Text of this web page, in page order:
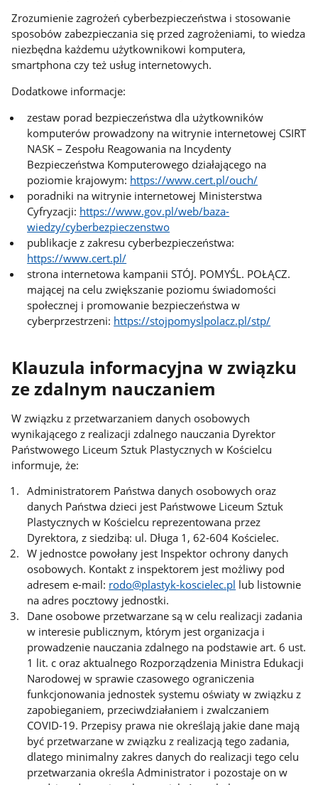
Zrozumienie zagrożeń cyberbezpieczeństwa i stosowanie
sposobów zabezpieczania się przed zagrożeniami, to wiedza
niezbędna każdemu użytkownikowi komputera,
smartphona czy też usług internetowych.
Dodatkowe informacje:
zestaw porad bezpieczeństwa dla użytkowników
komputerów prowadzony na witrynie internetowej CSIRT
NASK – Zespołu Reagowania na Incydenty
Bezpieczeństwa Komputerowego działającego na
poziomie krajowym: https://www.cert.pl/ouch/
poradniki na witrynie internetowej Ministerstwa
Cyfryzacji: https://www.gov.pl/web/baza-
wiedzy/cyberbezpieczenstwo
publikacje z zakresu cyberbezpieczeństwa:
https://www.cert.pl/
strona internetowa kampanii STÓJ. POMYŚL. POŁĄCZ.
mającej na celu zwiększanie poziomu świadomości
społecznej i promowanie bezpieczeństwa w
cyberprzestrzeni: https://stojpomyslpolacz.pl/stp/
Klauzula informacyjna w związku
ze zdalnym nauczaniem
W związku z przetwarzaniem danych osobowych
wynikającego z realizacji zdalnego nauczania Dyrektor
Państwowego Liceum Sztuk Plastycznych w Kościelcu
informuje, że:
Administratorem Państwa danych osobowych oraz
danych Państwa dzieci jest Państwowe Liceum Sztuk
Plastycznych w Kościelcu reprezentowana przez
Dyrektora, z siedzibą: ul. Długa 1, 62-604 Kościelec.
W jednostce powołany jest Inspektor ochrony danych
osobowych. Kontakt z inspektorem jest możliwy pod
adresem e-mail: rodo@plastyk-koscielec.pl lub listownie
na adres pocztowy jednostki.
Dane osobowe przetwarzane są w celu realizacji zadania
w interesie publicznym, którym jest organizacja i
prowadzenie nauczania zdalnego na podstawie art. 6 ust.
1 lit. c oraz aktualnego Rozporządzenia Ministra Edukacji
Narodowej w sprawie czasowego ograniczenia
funkcjonowania jednostek systemu oświaty w związku z
zapobieganiem, przeciwdziałaniem i zwalczaniem
COVID-19. Przepisy prawa nie określają jakie dane mają
być przetwarzane w związku z realizacją tego zadania,
dlatego minimalny zakres danych do realizacji tego celu
przetwarzania określa Administrator i pozostaje on w